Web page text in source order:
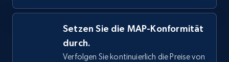
Setzen Sie die MAP-Konformität
durch.
Verfolgen Sie kontinuierlich die Preise von